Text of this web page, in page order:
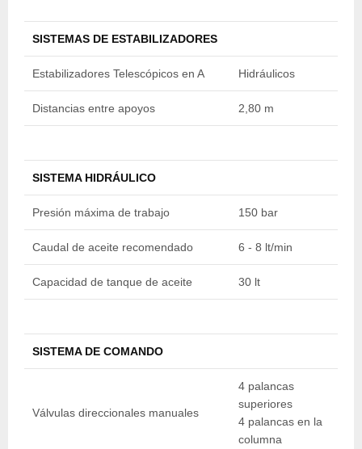
SISTEMAS DE ESTABILIZADORES
Estabilizadores Telescópicos en A Hidráulicos
Distancias entre apoyos 2,80 m
SISTEMA HIDRÁULICO
Presión máxima de trabajo 150 bar
Caudal de aceite recomendado 6 - 8 lt/min
Capacidad de tanque de aceite 30 lt
SISTEMA DE COMANDO
Válvulas direccionales manuales
4 palancas
superiores
4 palancas en la
columna